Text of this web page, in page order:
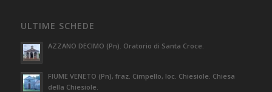
ULTIME SCHEDE
AZZANO DECIMO (Pn). Oratorio di Santa Croce.
FIUME VENETO (Pn), fraz. Cimpello, loc. Chiesiole. Chiesa
della Chiesiole.